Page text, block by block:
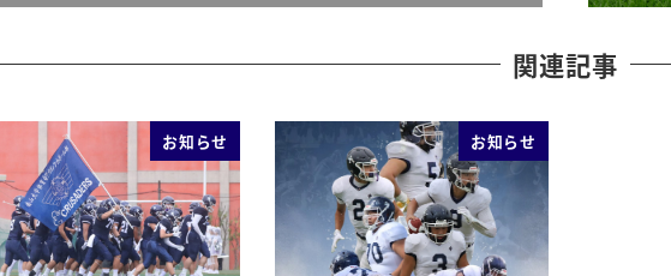
関連記事
お知らせ お知らせ